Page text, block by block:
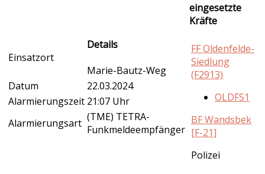
Einsatzort
Details
Marie-Bautz-Weg
Datum
22.03.2024
Alarmierungszeit 21:07 Uhr
Alarmierungsart (TME) TETRA-
Funkmeldeempfänger
eingesetzte
Kräfte
FF Oldenfelde-
Siedlung
(F2913)
OLDFS1
BF Wandsbek
[F-21]
Polizei